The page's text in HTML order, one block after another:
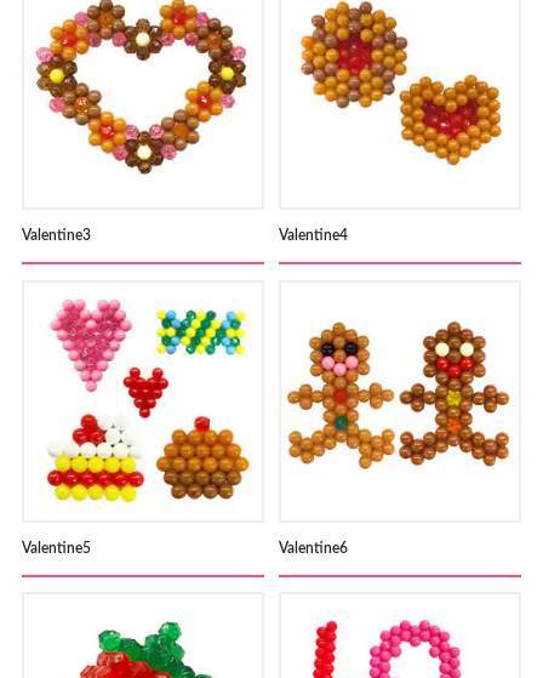
Valentine3 Valentine4
Valentine5 Valentine6